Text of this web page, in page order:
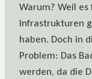
Warum? Weil
Infrastrukturen
haben. Doch in
Problem: Das
werden, da die